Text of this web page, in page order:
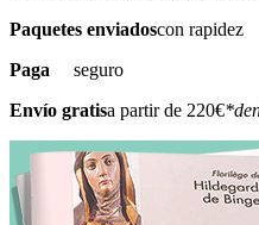
Paquetes enviadoscon rapidez
Paga seguro
Envío gratisa partir de 220€